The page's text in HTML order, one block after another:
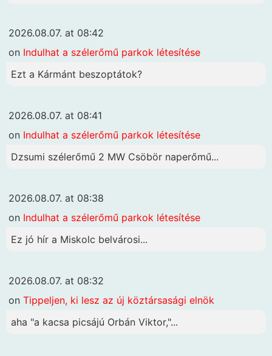
2026.08.07. at 08:42
on Indulhat a szélerőmű parkok létesítése
Ezt a Kármánt beszoptátok?
2026.08.07. at 08:41
on Indulhat a szélerőmű parkok létesítése
Dzsumi szélerőmű 2 MW Csöbör naperőmű...
2026.08.07. at 08:38
on Indulhat a szélerőmű parkok létesítése
Ez jó hír a Miskolc belvárosi...
2026.08.07. at 08:32
on Tippeljen, ki lesz az új köztársasági elnök
aha "a kacsa picsájú Orbán Viktor,"...